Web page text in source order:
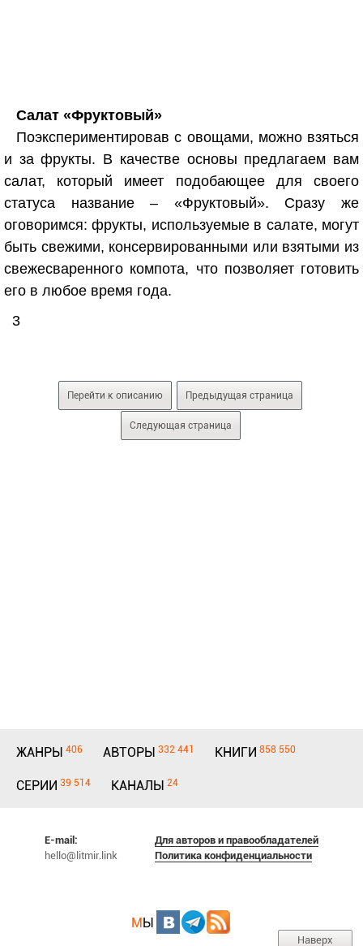
Салат «Фруктовый»
Поэкспериментировав с овощами, можно взяться
и за фрукты. В качестве основы предлагаем вам
салат, который имеет подобающее для своего
статуса название – «Фруктовый». Сразу же
оговоримся: фрукты, используемые в салате, могут
быть свежими, консервированными или взятыми из
свежесваренного компота, что позволяет готовить
его в любое время года.
3
Перейти к описанию Предыдущая страница
Следующая страница
ЖАНРЫ 406 АВТОРЫ 332 441 КНИГИ 858 550
СЕРИИ 39 514 КАНАЛЫ 24
E-mail:
hello@litmir.link
Для авторов и правообладателей
Политика конфиденциальности
МЫ
Наверх